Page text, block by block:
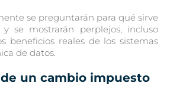
se preguntarán para qué sirve
se mostrarán perplejos, incluso
beneficios reales de los sistemas
de datos.
un cambio impuesto